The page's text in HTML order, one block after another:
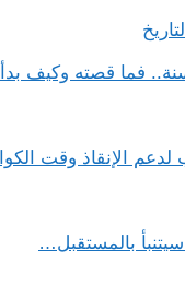
الإنقاذ وقت